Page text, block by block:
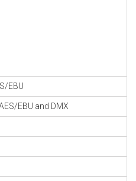
EBU
EBU and DMX